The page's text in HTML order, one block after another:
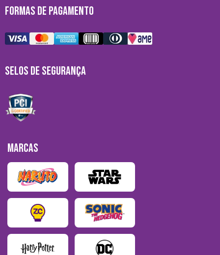
FORMAS DE PAGAMENTO
SELOS DE SEGURANÇA
MARCAS